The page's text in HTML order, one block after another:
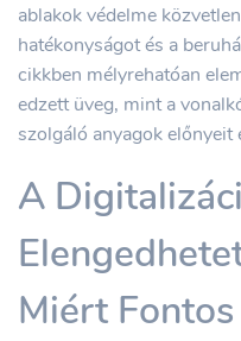
ablakok védelme
hatékonyságot és a
cikkben mélyrehatóan
edzett üveg, mint a
szolgáló anyagok előnyeit
A
Miért